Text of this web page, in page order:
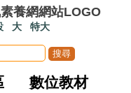
大 特大
數位教材